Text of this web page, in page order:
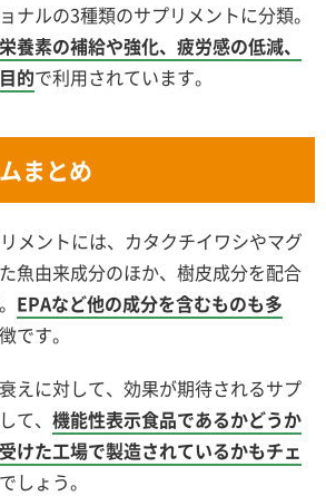
ナルの3種類のサプリメントに分類。
養素の補給や強化、疲労感の低減、
的で利用されています。
まとめ
メントには、カタクチイワシやマグ
魚由来成分のほか、樹皮成分を配合
EPAなど他の成分を含むものも多
です。
えに対して、効果が期待されるサプ
て、 機能性表示食品であるかどうか
けた工場で製造されているかもチェ
しょう。